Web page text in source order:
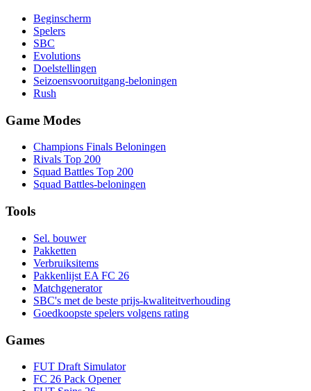
Beginscherm
Spelers
SBC
Evolutions
Doelstellingen
Seizoensvooruitgang-beloningen
Rush
Game Modes
Champions Finals Beloningen
Rivals Top 200
Squad Battles Top 200
Squad Battles-beloningen
Tools
Sel. bouwer
Pakketten
Verbruiksitems
Pakkenlijst EA FC 26
Matchgenerator
SBC's met de beste prijs-kwaliteitverhouding
Goedkoopste spelers volgens rating
Games
FUT Draft Simulator
FC 26 Pack Opener